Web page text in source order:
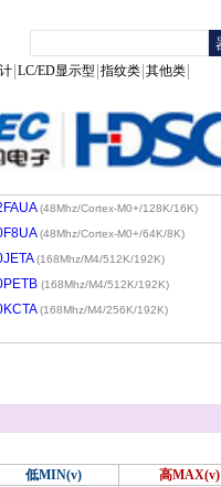
LC/ED显示型 指纹类 其他类
(48Mhz/Cortex-M0+/128K/16K)
(48Mhz/Cortex-M0+/64K/8K)
(168Mhz/M4/512K/192K)
(168Mhz/M4/512K/192K)
(168Mhz/M4/256K/192K)
低MIN(v)
高MAX(v)